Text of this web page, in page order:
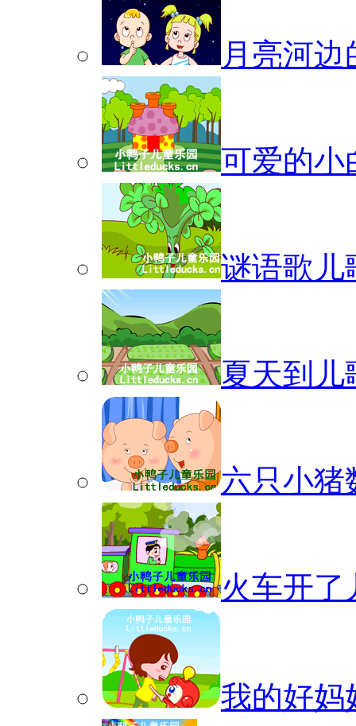
月亮河边
可爱的小
谜语歌儿
夏天到儿
六只小猪
火车开了
我的好妈